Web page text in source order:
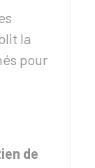
la
pour
de